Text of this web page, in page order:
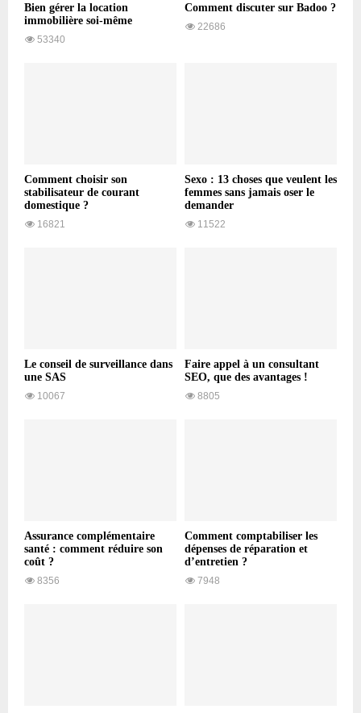
Bien gérer la location
immobilière soi-même
53340
Comment discuter sur Badoo ?
22686
Comment choisir son
stabilisateur de courant
domestique ?
16821
Sexo : 13 choses que veulent les
femmes sans jamais oser le
demander
11522
Le conseil de surveillance dans
une SAS
10067
Faire appel à un consultant
SEO, que des avantages !
8805
Assurance complémentaire
santé : comment réduire son
coût ?
8356
Comment comptabiliser les
dépenses de réparation et
d’entretien ?
7948